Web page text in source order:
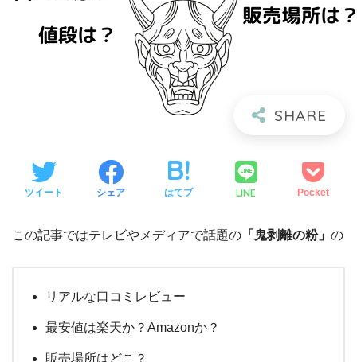
ツイート シェア はてブ LINE Pocket
この記事ではテレビやメディアで話題の 「鬼剥離の粉」 の
リアルな口コミレビュー
最安値は楽天か？Amazonか？
販売場所はどこ？